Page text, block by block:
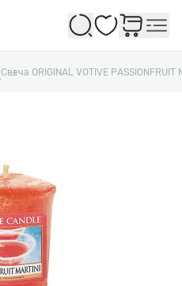
Избранное
Свеча ORIGINAL VOTIVE PASSIONFRUIT